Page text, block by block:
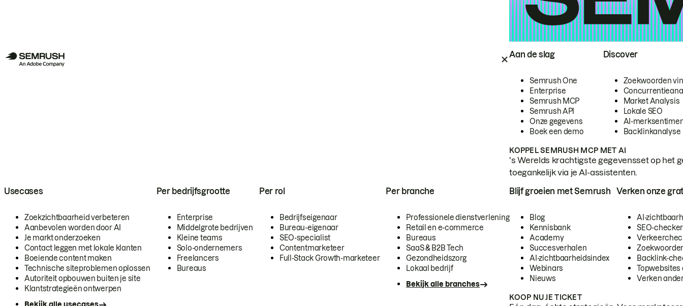
Aan de slag
Semrush One
Enterprise
Semrush MCP
Semrush API
Onze gegevens
Boek een demo
Discover
Zoekwoorden
Market Analysis
Lokale SEO
AI-
Backlinkanalyse
KOPPEL SEMRUSH MCP MET AI
's Werelds krachtigste gegevensset op het
toegankelijk via je AI-assistenten.
Usecases
Zoekzichtbaarheid verbeteren
Aanbevolen worden door AI
Je markt onderzoeken
Contact leggen met lokale klanten
Boeiende content maken
Technische siteproblemen oplossen
Autoriteit opbouwen buiten je site
Klantstrategieën ontwerpen
Per bedrijfsgrootte
Enterprise
Middelgrote bedrijven
Kleine teams
Solo-ondernemers
Freelancers
Bureaus
Per rol
Bedrijfseigenaar
Bureau-eigenaar
SEO-specialist
Contentmarketeer
Full-Stack Growth-marketeer
Per branche
Professionele dienstverlening
Retail en e-commerce
Bureaus
SaaS & B2B Tech
Gezondheidszorg
Lokaal bedrijf
Bekijk alle branches
Blijf groeien met Semrush
Blog
Kennisbank
Academy
Succesverhalen
AI-zichtbaarheidsindex
Webinars
Nieuws
Verken onze
AI-
SEO-checker
Backlink-
Topwebsites
Verken
KOOP NU JE TICKET